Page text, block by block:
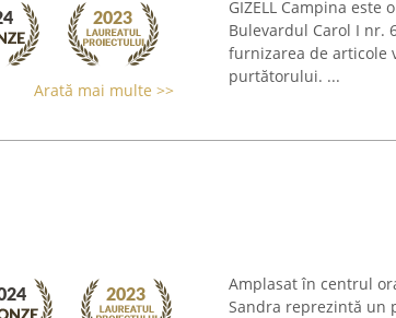
Arată mai multe >>
GIZELL Campina
Bulevardul Carol I nr.
furnizarea de articole
purtătorului. ...
Amplasat în centrul
Sandra reprezintă un